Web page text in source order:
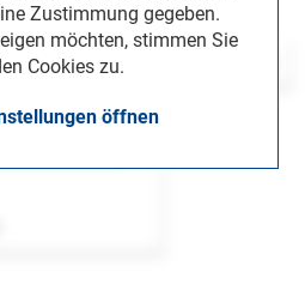
Zustimmung gegeben.
möchten, stimmen Sie
Cookies zu.
öffnen